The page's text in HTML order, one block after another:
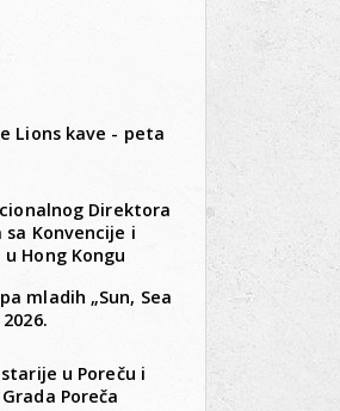
Lions kave - peta
Direktora
sa Konvencije i
Hong Kongu
mladih „Sun, Sea
u Poreču i
Poreča